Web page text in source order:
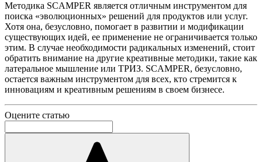
Методика SCAMPER является отличным инструментом для
поиска «эволюционных» решений для продуктов или услуг.
Хотя она, безусловно, помогает в развитии и модификации
существующих идей, ее применение не ограничивается только
этим. В случае необходимости радикальных изменений, стоит
обратить внимание на другие креативные методики, такие как
латеральное мышление или ТРИЗ. SCAMPER, безусловно,
остается важным инструментом для всех, кто стремится к
инновациям и креативным решениям в своем бизнесе.
Оцените статью